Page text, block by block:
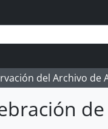
del Archivo de